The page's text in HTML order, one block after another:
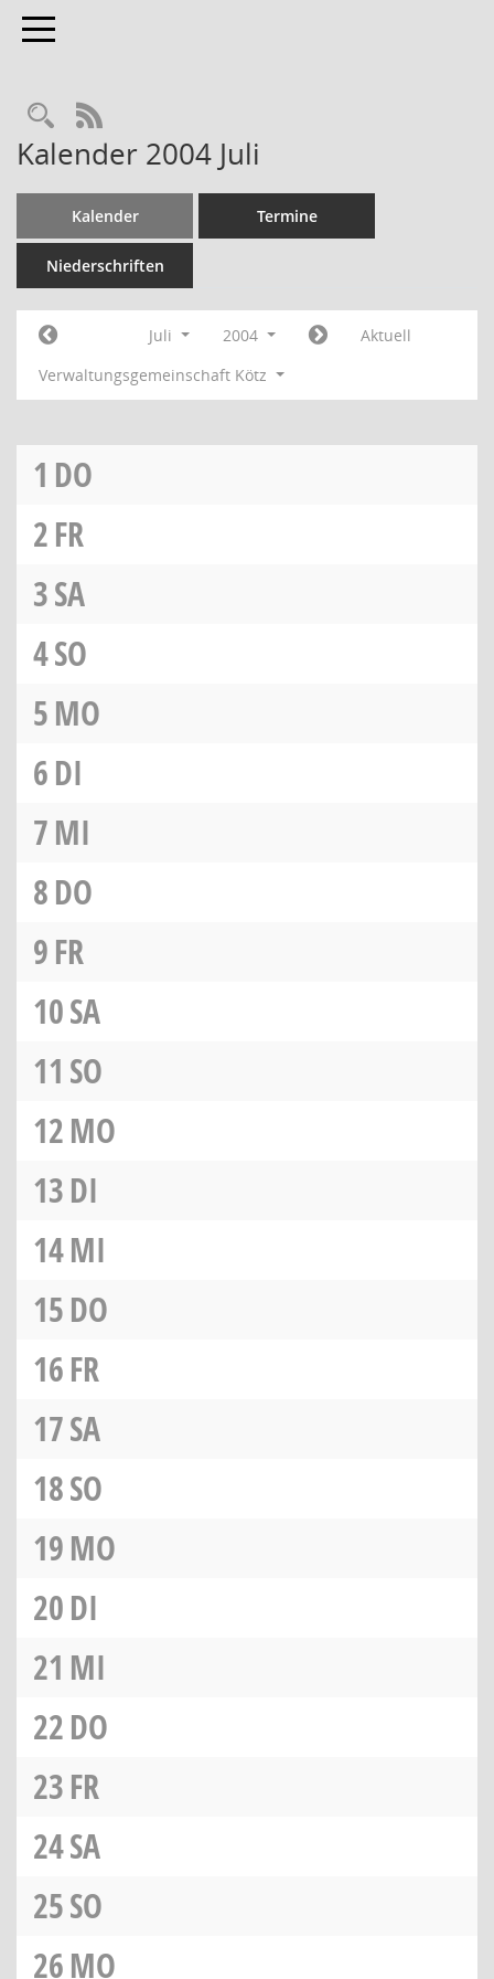
Toggle navigation
RSS-Feed
Kalender 2004 Juli
Kalender Termine
Niederschriften
Juli 2004
Aktuell
Verwaltungsgemeinschaft Kötz
1 DO
2FR
3SA
4SO
5MO
6DI
7MI
8DO
9FR
10SA
11 SO
12MO
13DI
14MI
15DO
16FR
17SA
18SO
19MO
20DI
21 MI
22DO
23FR
24SA
25SO
26MO